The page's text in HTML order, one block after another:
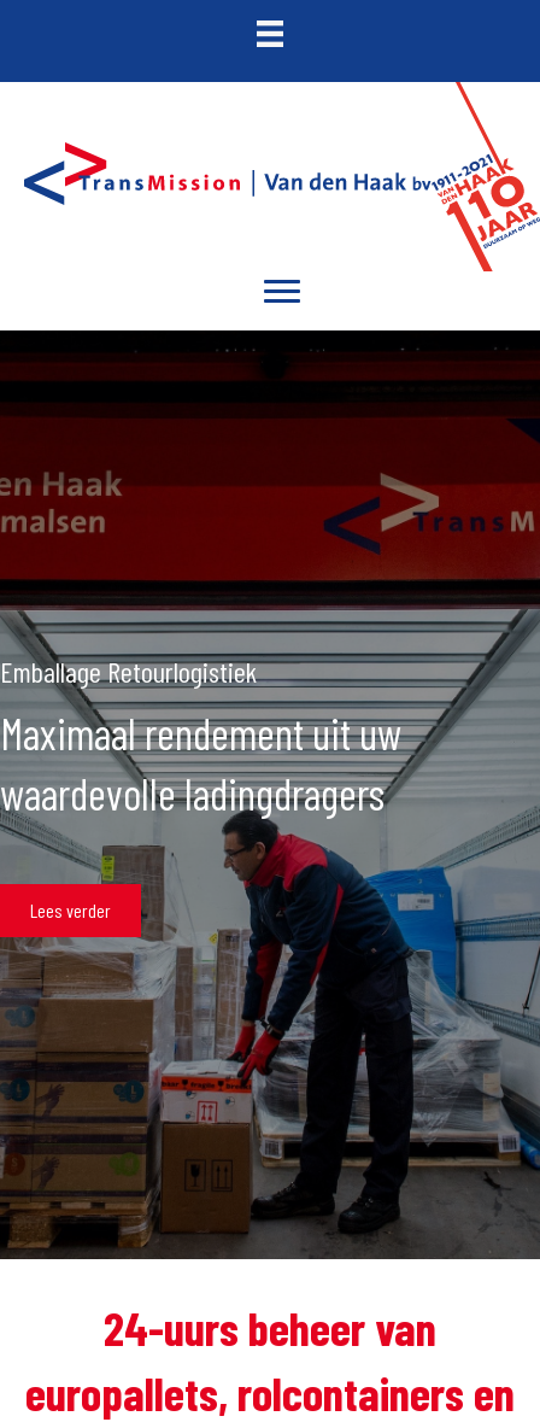
Emballage Retourlogistiek
Maximaal rendement uit uw
waardevolle ladingdragers
Lees verder
24-uurs beheer van
europallets, rolcontainers en